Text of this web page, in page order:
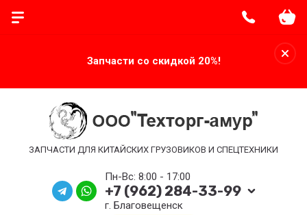
Запчасти со скидкой 20%!
ЗАПЧАСТИ ДЛЯ КИТАЙСКИХ ГРУЗОВИКОВ И СПЕЦТЕХНИКИ
Пн-Вс: 8:00 - 17:00
+7 (962) 284-33-99
г. Благовещенск